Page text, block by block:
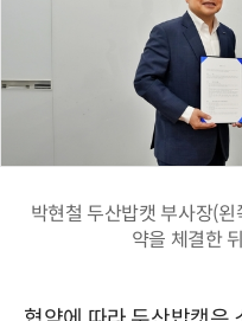
박현철 두산밥캣 부사장(
약을 체결한